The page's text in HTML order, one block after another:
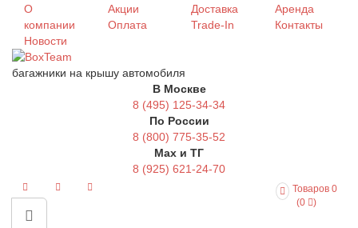
О
компании
Новости
Акции
Оплата
Доставка
Trade-In
Аренда
Контакты
багажники на крышу автомобиля
В Москве
8 (495) 125-34-34
По России
8 (800) 775-35-52
Max и ТГ
8 (925) 621-24-70
Товаров 0
(0
)